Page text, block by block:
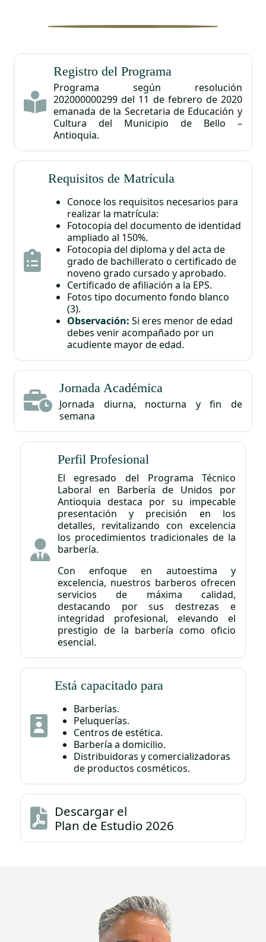
Registro del Programa
Programa según resolución
202000000299 del 11 de febrero de 2020
emanada de la Secretaria de Educación y
Cultura del Municipio de Bello –
Antioquia.
Requisitos de Matrícula
Conoce los requisitos necesarios para
realizar la matrícula:
Fotocopia del documento de identidad
ampliado al 150%.
Fotocopia del diploma y del acta de
grado de bachillerato o certificado de
noveno grado cursado y aprobado.
Certificado de afiliación a la EPS.
Fotos tipo documento fondo blanco
(3).
Observación: Si eres menor de edad
debes venir acompañado por un
acudiente mayor de edad.
Jornada Académica
Jornada diurna, nocturna y fin de
semana
Perfil Profesional
El egresado del Programa Técnico
Laboral en Barbería de Unidos por
Antioquia destaca por su impecable
presentación y precisión en los
detalles, revitalizando con excelencia
los procedimientos tradicionales de la
barbería.
Con enfoque en autoestima y
excelencia, nuestros barberos ofrecen
servicios de máxima calidad,
destacando por sus destrezas e
integridad profesional, elevando el
prestigio de la barbería como oficio
esencial.
Está capacitado para
Barberías.
Peluquerías.
Centros de estética.
Barbería a domicilio.
Distribuidoras y comercializadoras
de productos cosméticos.
Descargar el
Plan de Estudio 2026